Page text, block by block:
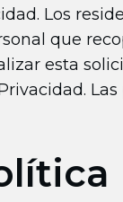
Los
que
esta